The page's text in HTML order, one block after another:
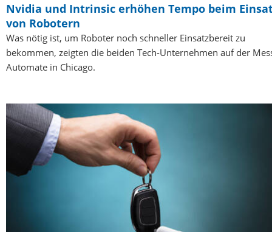
Nvidia und Intrinsic erhöhen Tempo beim
von Robotern
Was nötig ist, um Roboter noch schneller Einsatzbereit zu
bekommen, zeigten die beiden Tech-Unternehmen auf der
Automate in Chicago.